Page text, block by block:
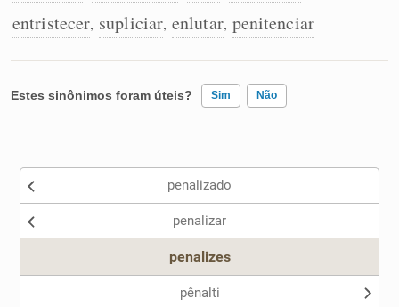
Dicionário
entristecer, supliciar, enlutar, penitenciar
Estes sinônimos foram úteis? Sim Não
Nenhum dos sinônimos apresentados me ajudou
penalizado
penalizar
penalizes
pênalti